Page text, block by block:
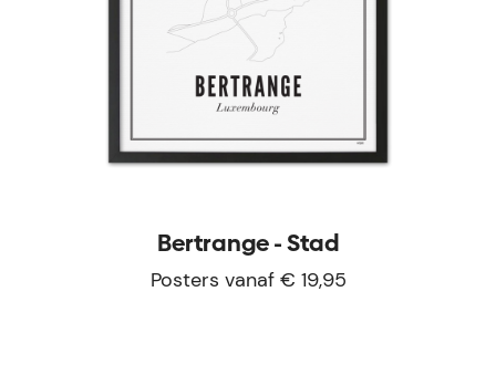
Bertrange - Stad
Posters vanaf € 19,95